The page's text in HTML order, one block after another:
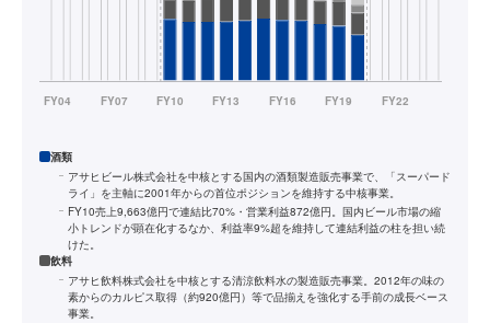
酒類
アサヒビール株式会社を中核とする国内の酒類製造販売事業で、「スーパード
ライ」を主軸に2001年からの首位ポジションを維持する中核事業。
FY10売上9,663億円で連結比70%・営業利益872億円。国内ビール市場の縮
小トレンドが顕在化するなか、利益率9%超を維持して連結利益の柱を担い続
けた。
飲料
アサヒ飲料株式会社を中核とする清涼飲料水の製造販売事業。2012年の味の
素からのカルピス取得（約920億円）等で品揃えを強化する手前の成長ベース
事業。